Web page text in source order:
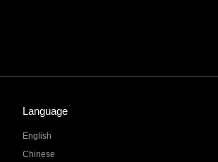
Language
English
Chinese